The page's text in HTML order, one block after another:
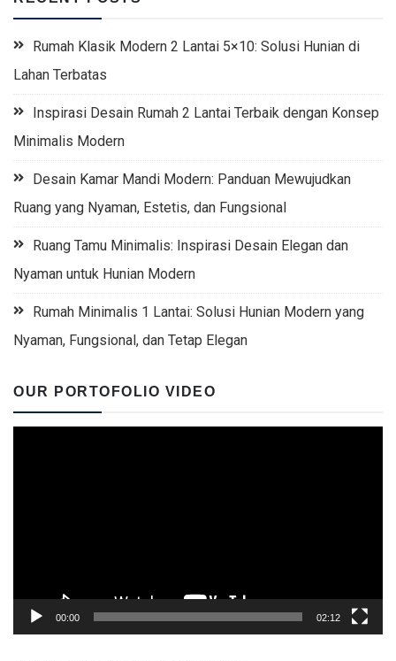
Rumah Klasik Modern 2 Lantai 5×10: Solusi Hunian di
Lahan Terbatas
Inspirasi Desain Rumah 2 Lantai Terbaik dengan Konsep
Minimalis Modern
Desain Kamar Mandi Modern: Panduan Mewujudkan
Ruang yang Nyaman, Estetis, dan Fungsional
Ruang Tamu Minimalis: Inspirasi Desain Elegan dan
Nyaman untuk Hunian Modern
Rumah Minimalis 1 Lantai: Solusi Hunian Modern yang
Nyaman, Fungsional, dan Tetap Elegan
OUR PORTOFOLIO VIDEO
00:00 02:12